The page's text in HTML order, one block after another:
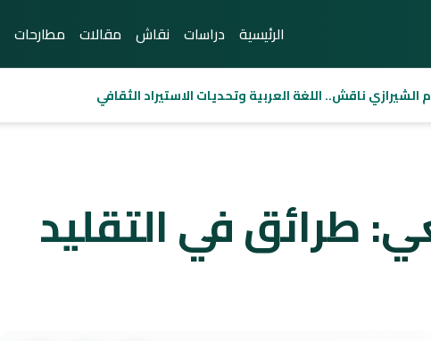
الرئيسية دراسات نقاش مقالات مطارحات
الشيرازي ناقش.. اللغة العربية وتحديات الاستيراد الثقافي
طرائق في التقليد